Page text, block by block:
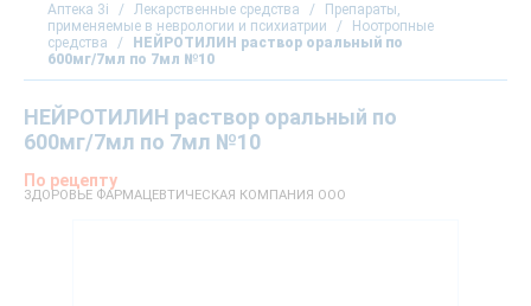
Аптека 3i / Лекарственные средства /
Препараты,
применяемые в неврологии и психиатрии
/
Ноотропные
средства
/
НЕЙРОТИЛИН раствор оральный по
600мг/7мл по 7мл №10
НЕЙРОТИЛИН раствор оральный по
600мг/7мл по 7мл №10
По рецепту
ЗДОРОВЬЕ ФАРМАЦЕВТИЧЕСКАЯ КОМПАНИЯ ООО